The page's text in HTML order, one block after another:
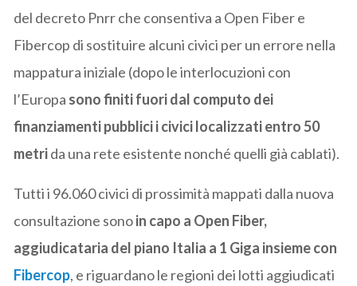
del decreto Pnrr che consentiva a Open Fiber e
Fibercop di sostituire alcuni civici per un errore nella
mappatura iniziale (dopo leinterlocuzioni con
l’Europa sono finiti fuori dal computo dei
finanziamenti pubblici i civici localizzati entro 50
metrida una rete esistente nonché quelli già cablati).
Tutti i 96.060 civici di prossimità mappati dalla nuova
consultazione sonoin capo a Open Fiber,
aggiudicataria del piano Italia a 1 Giga insieme con
Fibercop, e riguardano le regioni dei lotti aggiudicati